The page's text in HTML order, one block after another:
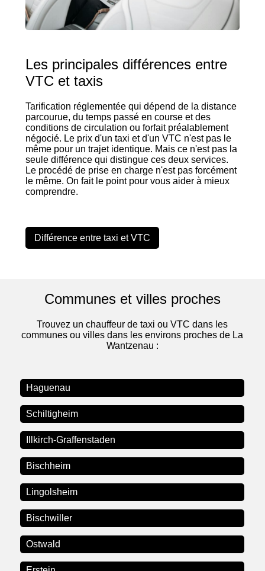
Les principales différences entre
VTC et taxis
Tarification réglementée qui dépend de la distance
parcourue, du temps passé en course et des
conditions de circulation ou forfait préalablement
négocié. Le prix d'un taxi et d'un VTC n'est pas le
même pour un trajet identique. Mais ce n'est pas la
seule différence qui distingue ces deux services.
Le procédé de prise en charge n'est pas forcément
le même. On fait le point pour vous aider à mieux
comprendre.
Différence entre taxi et VTC
Communes et villes proches
Trouvez un chauffeur de taxi ou VTC dans les
communes ou villes dans les environs proches de La
Wantzenau :
Haguenau
Schiltigheim
Illkirch-Graffenstaden
Bischheim
Lingolsheim
Bischwiller
Ostwald